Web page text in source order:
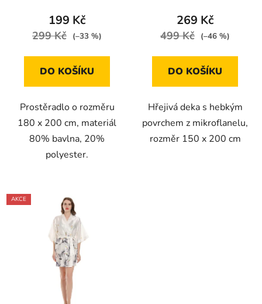
199 Kč
299 Kč (–33 %)
DO KOŠÍKU
Prostěradlo o rozměru
180 x 200 cm, materiál
80% bavlna, 20%
polyester.
269 Kč
499 Kč (–46 %)
DO KOŠÍKU
Hřejivá deka s hebkým
povrchem z mikroflanelu,
rozměr 150 x 200 cm
AKCE